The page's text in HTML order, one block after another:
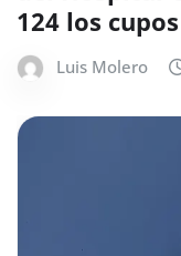
124 los
Luis Molero